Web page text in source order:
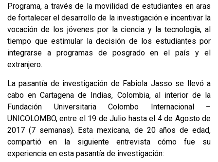
Programa, a través de la movilidad de estudiantes en aras
de fortalecer el desarrollo de la investigación e incentivar la
vocación de los jóvenes por la ciencia y la tecnología, al
tiempo que estimular la decisión de los estudiantes por
integrarse a programas de posgrado en el país y el
extranjero.
La pasantía de investigación de Fabiola Jasso se llevó a
cabo en Cartagena de Indias, Colombia, al interior de la
Fundación Universitaria Colombo Internacional –
UNICOLOMBO, entre el 19 de Julio hasta el 4 de Agosto de
2017 (7 semanas). Esta mexicana, de 20 años de edad,
compartió en la siguiente entrevista cómo fue su
experiencia en esta pasantía de investigación: